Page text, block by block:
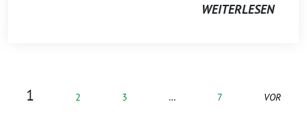
WEITERLESEN
1 2 3 … 7 VOR